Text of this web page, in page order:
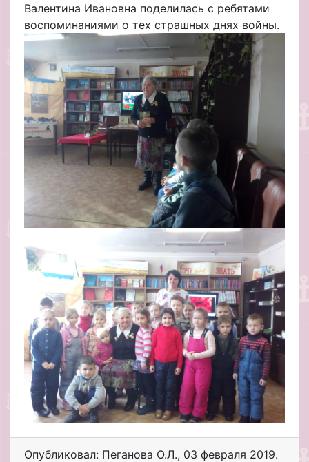
Валентина Ивановна поделилась с ребятами
воспоминаниями о тех страшных днях войны.
Опубликовал: Пеганова О.Л., 03 февраля 2019.